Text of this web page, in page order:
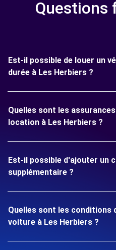
Questions
Est-il possible de louer un
durée à Les Herbiers ?
Quelles sont les
location à Les Herbiers ?
Est-il possible d'ajouter un
supplémentaire ?
Quelles sont les conditions
voiture à Les Herbiers ?